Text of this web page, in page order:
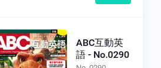
ABC互動英
語 - No.0290